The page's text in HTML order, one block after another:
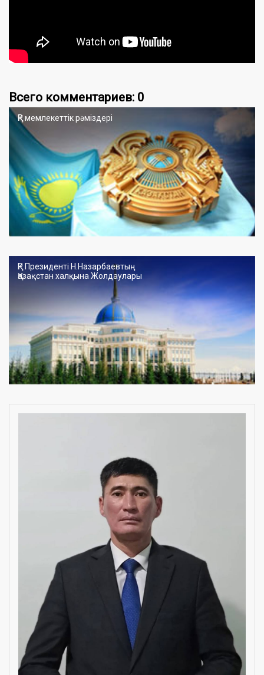
Всего комментариев: 0
ҚР мемлекеттік рәміздері
ҚР Президенті Н.Назарбаевтың
Қазақстан халқына Жолдаулары